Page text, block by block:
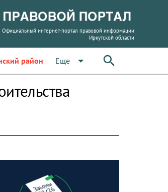
Официальный интернет-портал правовой информации
Иркутской области
район Еще arrow_drop_down